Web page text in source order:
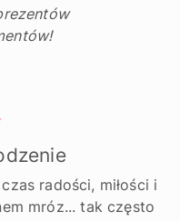
radości, miłości i
mróz... tak często